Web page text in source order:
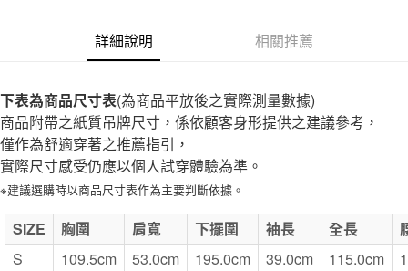
付款後7-11取貨
每筆NT$65，滿NT$1,000(含以上)免運費
宅配
每筆NT$150，滿NT$2,000(含以上)免運費
無印良品門市自取
免運費
詳細說明 相關推薦
下表為商品尺寸表(為商品平放後之實際測量數據)
商品附帶之紙質吊牌尺寸，係依顧客身形提供之建議參考，
僅作為舒適穿著之推薦指引，
實際尺寸感受仍應以個人試穿體驗為準。
※建議選購時以商品尺寸表作為主要判斷依據。
SIZE 胸圍 肩寬 下擺圍 袖長 全長
S
109.5cm 53.0cm 195.0cm 39.0cm 115.0cm